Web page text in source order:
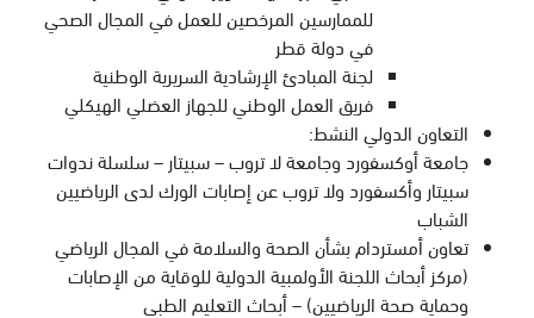
للممارسين المرخصين للعمل في المجال الصحي
في دولة قطر
لجنة المبادئ الإرشادية السريرية الوطنية
فريق العمل الوطني للجهاز العضلي الهيكلي
التعاون الدولي النشط:
جامعة أوكسفورد وجامعة لا تروب – سبيتار – سلسلة ندوات
سبيتار وأكسفورد ولا تروب عن إصابات الورك لدى الرياضيين
الشباب
تعاون أمستردام بشأن الصحة والسلامة في المجال الرياضي
(مركز أبحاث اللجنة الأولمبية الدولية للوقاية من الإصابات
وحماية صحة الرياضيين) – أبحاث التعليم الطبي